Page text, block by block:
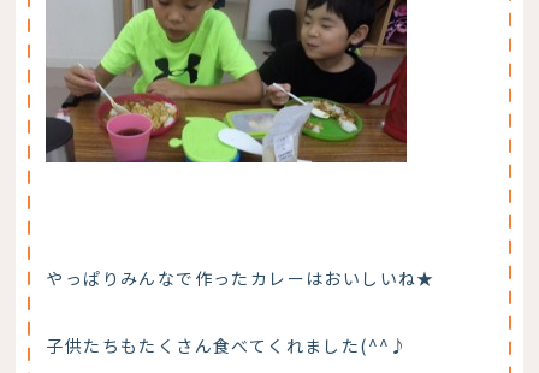
やっぱりみんなで作ったカレーはおいしいね★
子供たちもたくさん食べてくれました(^^♪